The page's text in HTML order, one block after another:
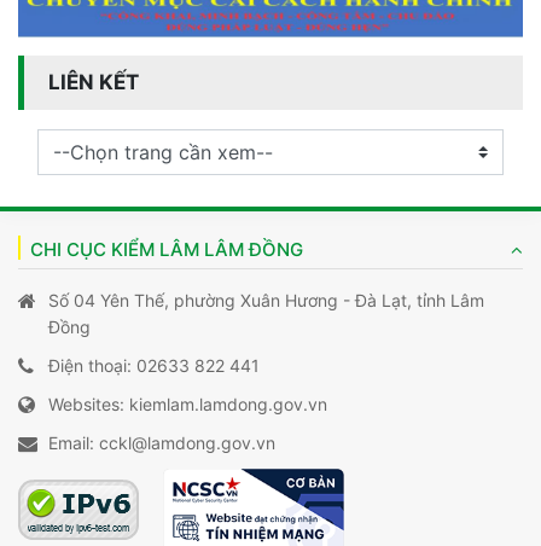
LIÊN KẾT
CHI CỤC KIỂM LÂM LÂM ĐỒNG
Số 04 Yên Thế, phường Xuân Hương - Đà Lạt, tỉnh Lâm
Đồng
Điện thoại: 02633 822 441
Websites: kiemlam.lamdong.gov.vn
Email: cckl@lamdong.gov.vn